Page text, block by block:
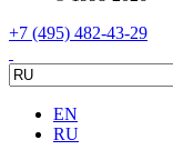
+7 (495) 482-43-29
EN
RU